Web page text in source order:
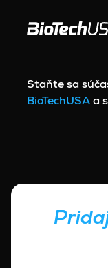
Staňte sa
BioTechUSA a